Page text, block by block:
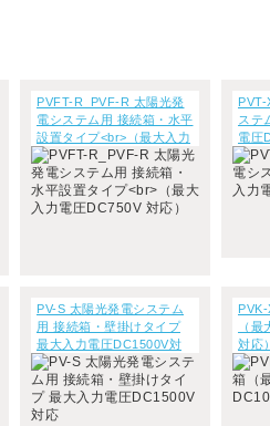
PVFT-R_PVF-R 太陽光発
電システム用 接続箱・水平
設置タイプ<br>（最大入力
電圧DC750V 対応）
PVT-
ステ
電圧
PV-S 太陽光発電システム
用 接続箱・壁掛けタイプ
最大入力電圧DC1500V対
応
（
対